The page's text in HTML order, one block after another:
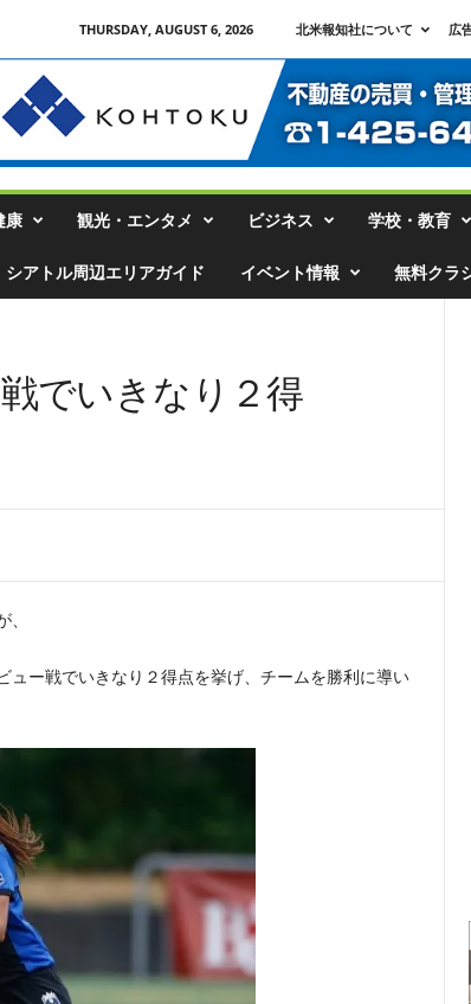
THURSDAY, AUGUST 6, 2026 北米報知社について 広
康 観光・エンタメ ビジネス 学校・教育
シアトル周辺エリアガイド イベント情報 無料クラ
でいきなり２得
ュー戦でいきなり２得点を挙げ、チームを勝利に導い